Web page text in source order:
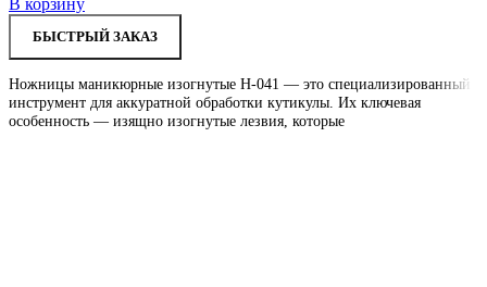
БЫСТРЫЙ ЗАКАЗ
Ножницы маникюрные изогнутые Н-041 — это специализированный
инструмент для аккуратной обработки кутикулы. Их ключевая
особенность — изящно изогнутые лезвия, которые